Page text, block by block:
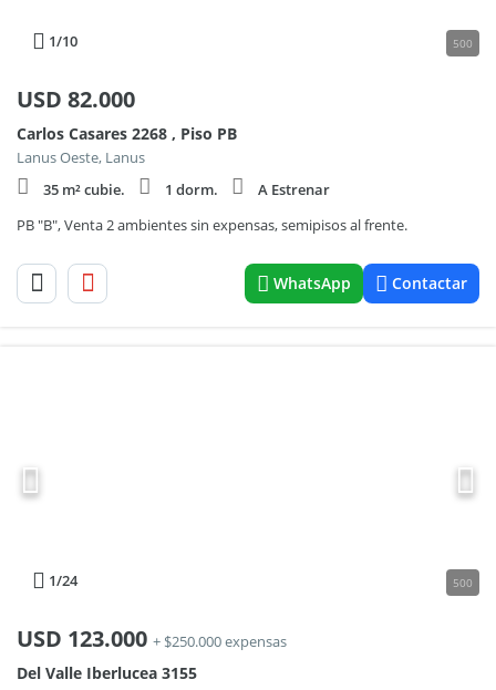
1/10 500
USD 82.000
Carlos Casares 2268 , Piso PB
Lanus Oeste, Lanus
35 m² cubie.
1 dorm.
A Estrenar
PB "B", Venta 2 ambientes sin expensas, semipisos al frente.
WhatsApp Contactar
1/24 500
USD 123.000 + $250.000 expensas
Del Valle Iberlucea 3155